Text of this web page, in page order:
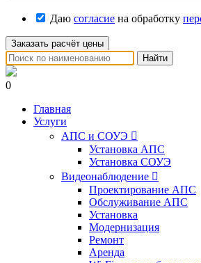
Даю согласие на обработку
Заказать расчёт цены
Найти
0
Главная
Услуги
АПС и СОУЭ 
Установка АПС
Установка СОУЭ
Видеонаблюдение 
Проектирование АПС
Обслуживание АПС
Установка
Модернизация
Ремонт
Аренда